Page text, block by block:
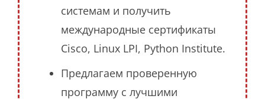
системам и получить
международные сертификаты
Cisco, Linux LPI, Python Institute.
Предлагаем проверенную
программу с лучшими